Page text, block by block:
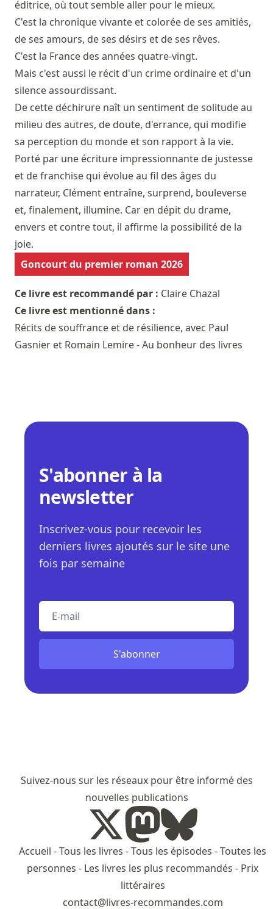
éditrice, où tout semble aller pour le mieux.
C'est la chronique vivante et colorée de ses amitiés,
de ses amours, de ses désirs et de ses rêves.
C'est la France des années quatre-vingt.
Mais c'est aussi le récit d'un crime ordinaire et d'un
silence assourdissant.
De cette déchirure naît un sentiment de solitude au
milieu des autres, de doute, d'errance, qui modifie
sa perception du monde et son rapport à la vie.
Porté par une écriture impressionnante de justesse
et de franchise qui évolue au fil des âges du
narrateur, Clément entraîne, surprend, bouleverse
et, finalement, illumine. Car en dépit du drame,
envers et contre tout, il affirme la possibilité de la
joie.
Goncourt du premier roman 2026
Ce livre est recommandé par : Claire Chazal
Ce livre est mentionné dans :
Récits de souffrance et de résilience, avec Paul
Gasnier et Romain Lemire - Au bonheur des livres
S'abonner à la
newsletter
Inscrivez-vous pour recevoir les
derniers livres ajoutés sur le site une
fois par semaine
S'abonner
Suivez-nous sur les réseaux pour être informé des
nouvelles publications
Accueil -Tous les livres -Tous les épisodes -Toutes les
personnes - Les livres les plus recommandés - Prix
littéraires
contact@livres-recommandes.com